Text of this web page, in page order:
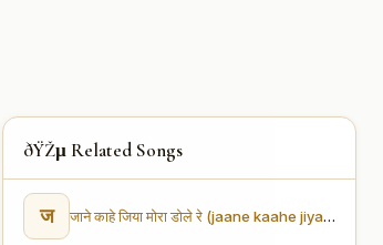
ðŸŽµ Related Songs
ज जाने काहे जिया मोरा डोले रे (jaane kaahe jiyaa moraa Dole re)